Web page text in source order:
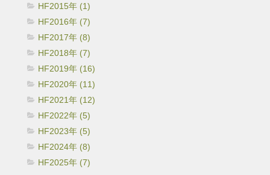
HF2015年 (1)
HF2016年 (7)
HF2017年 (8)
HF2018年 (7)
HF2019年 (16)
HF2020年 (11)
HF2021年 (12)
HF2022年 (5)
HF2023年 (5)
HF2024年 (8)
HF2025年 (7)